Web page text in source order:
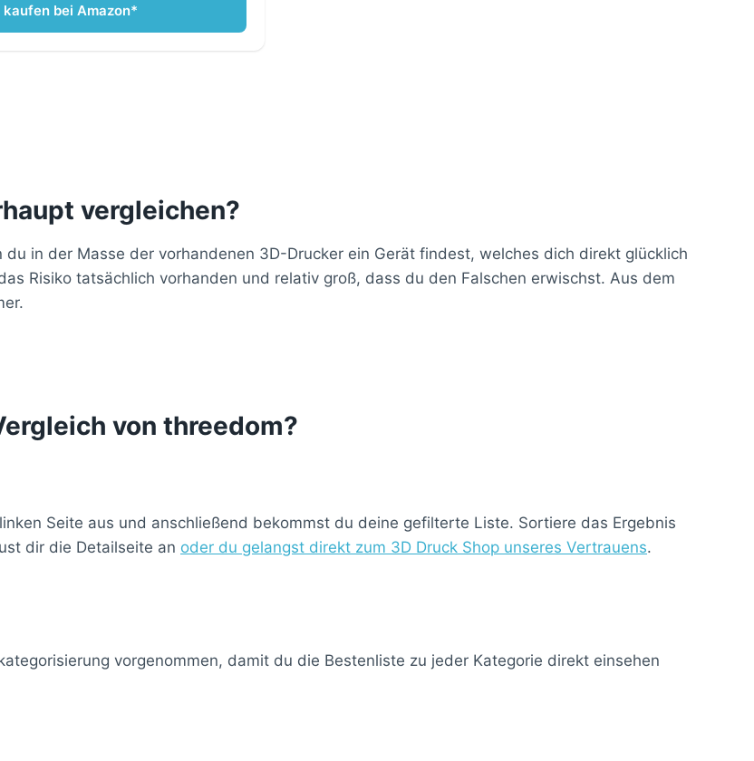
bei Amazon*
vergleichen?
in der Masse der vorhandenen 3D-Drucker ein Gerät findest, welches dich direkt glücklich
Risiko tatsächlich vorhanden und relativ groß, dass du den Falschen erwischst. Aus dem
von threedom?
Seite aus und anschließend bekommst du deine gefilterte Liste. Sortiere das Ergebnis
dir die Detailseite an oder du gelangst direkt zum 3D Druck Shop unseres Vertrauens.
vorgenommen, damit du die Bestenliste zu jeder Kategorie direkt einsehen